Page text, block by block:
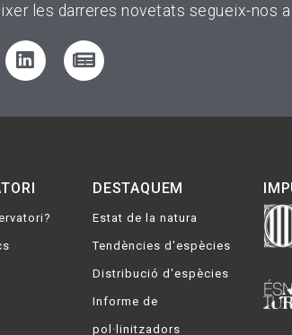
les darreres novetats segueix-nos
DESTAQUEM
Estat de la natura
Tendències d'espècies
Distribució d'espècies
Informe de
pol·linitzadors